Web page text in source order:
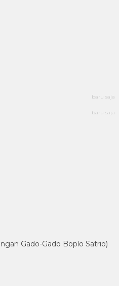
baru saja
baru saja
Gado-Gado Boplo Satrio)